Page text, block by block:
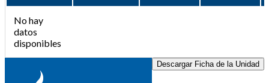
No hay
datos
disponibles
Descargar Ficha de la Unidad